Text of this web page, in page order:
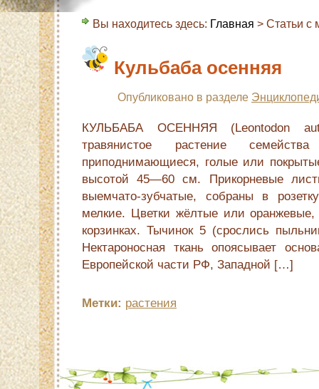
Вы находитесь здесь: Главная > Статьи с
Кульбаба осенняя
Опубликовано в разделе
КУЛЬБАБА ОСЕННЯЯ (Leontodon
травянистое растение
приподнимающиеся, голые или
высотой 45—60 см. Прикорневые
выемчато-зубчатые, собраны в
мелкие. Цветки жёлтые или оранжевые,
корзинках. Тычинок 5 (срослись
Нектароносная ткань опоясывает
Европейской части РФ, Западной […]
Метки: растения